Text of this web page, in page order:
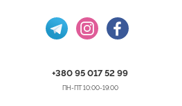
+380 95 017 52 99
ПН-ПТ 10:00-19:00